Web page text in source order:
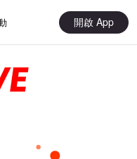
開啟 App